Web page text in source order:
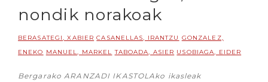
nondik norakoak
BERASATEGI, XABIER CASANELLAS, IRANTZU GONZALEZ,
ENEKO MANUEL, MARKEL TABOADA, ASIER USOBIAGA, EIDER
Bergarako ARANZADI IKASTOLAko ikasleak